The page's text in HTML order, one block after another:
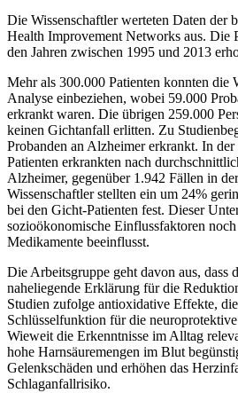
Die Wissenschaftler werteten Daten der
Health Improvement Networks aus. Die
den Jahren zwischen 1995 und 2013
Mehr als 300.000 Patienten konnten die
Analyse einbeziehen, wobei 59.000
erkrankt waren. Die übrigen 259.000
keinen Gichtanfall erlitten. Zu
Probanden an Alzheimer erkrankt. In
Patienten erkrankten nach
Alzheimer, gegenüber 1.942 Fällen in
Wissenschaftler stellten ein um 24%
bei den Gicht-Patienten fest. Dieser
sozioökonomische Einflussfaktoren
Medikamente beeinflusst.
Die Arbeitsgruppe geht davon aus, dass
naheliegende Erklärung für die
Studien zufolge antioxidative Effekte,
Schlüsselfunktion für die
Wieweit die Erkenntnisse im Alltag
hohe Harnsäuremengen im Blut
Gelenkschäden und erhöhen das
Schlaganfallrisiko.